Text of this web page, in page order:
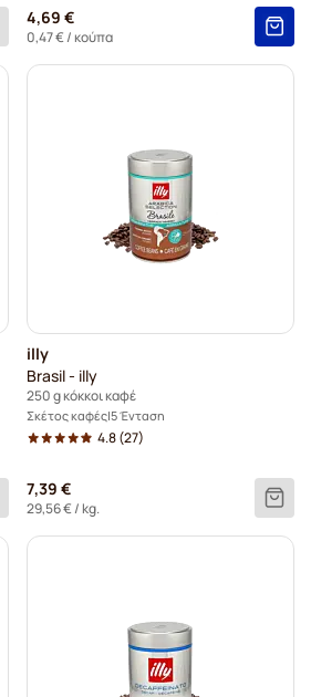
4,69 €
0,47 €/ κούπα
illy
Brasil - illy
250 g κόκκοι καφέ
Σκέτος καφές 5 Ένταση
4.8(27)
7,39 €
29,56 €/ kg.